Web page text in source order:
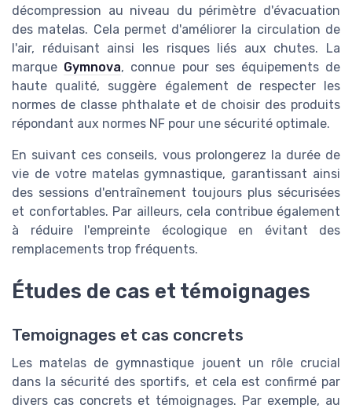
décompression au niveau du périmètre d'évacuation
des matelas. Cela permet d'améliorer la circulation de
l'air, réduisant ainsi les risques liés aux chutes. La
marque Gymnova, connue pour ses équipements de
haute qualité, suggère également de respecter les
normes de classe phthalate et de choisir des produits
répondant aux normes NF pour une sécurité optimale.
En suivant ces conseils, vous prolongerez la durée de
vie de votre matelas gymnastique, garantissant ainsi
des sessions d'entraînement toujours plus sécurisées
et confortables. Par ailleurs, cela contribue également
à réduire l'empreinte écologique en évitant des
remplacements trop fréquents.
Études de cas et témoignages
Temoignages et cas concrets
Les matelas de gymnastique jouent un rôle crucial
dans la sécurité des sportifs, et cela est confirmé par
divers cas concrets et témoignages. Par exemple, au